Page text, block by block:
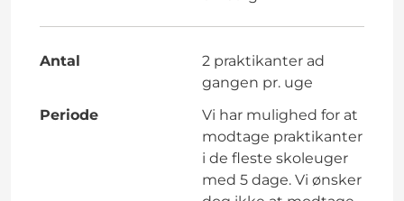
Antal
2 praktikanter ad
gangen pr. uge
Periode
Vi har mulighed for at
modtage praktikanter
i de fleste skoleuger
med 5 dage. Vi ønsker